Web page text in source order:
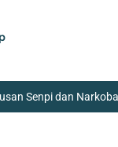
Senpi dan